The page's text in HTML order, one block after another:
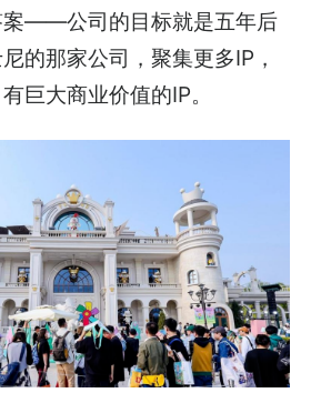
案——公司的目标就是五年后
的那家公司，聚集更多IP，
巨大商业价值的IP。